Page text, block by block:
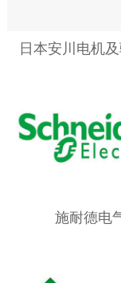
日本安川电机
施耐德电